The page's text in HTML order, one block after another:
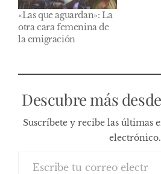
«Las que aguardan»: La
otra cara femenina de
la emigración
Descubre más
Suscríbete y recibe las últimas
electrónico.